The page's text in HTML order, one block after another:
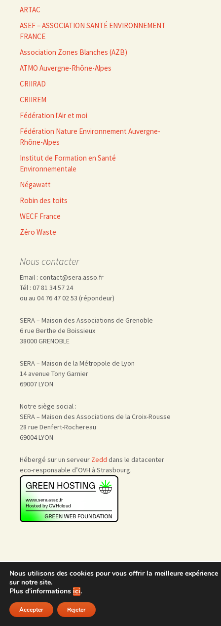
ARTAC
ASEF – ASSOCIATION SANTÉ ENVIRONNEMENT
FRANCE
Association Zones Blanches (AZB)
ATMO Auvergne-Rhône-Alpes
CRIIRAD
CRIIREM
Fédération l'Air et moi
Fédération Nature Environnement Auvergne-
Rhône-Alpes
Institut de Formation en Santé
Environnementale
Négawatt
Robin des toits
WECF France
Zéro Waste
Nous contacter
Email : contact@sera.asso.fr
Tél : 07 81 34 57 24
ou au 04 76 47 02 53 (répondeur)
SERA – Maison des Associations de Grenoble
6 rue Berthe de Boissieux
38000 GRENOBLE
SERA – Maison de la Métropole de Lyon
14 avenue Tony Garnier
69007 LYON
Notre siège social :
SERA – Maison des Associations de la Croix-Rousse
28 rue Denfert-Rochereau
69004 LYON
Hébergé sur un serveur Zedd dans le datacenter
eco-responsable d’OVH à Strasbourg.
Accueil | Nous rejoindre
Admin
Nous utilisons des cookies pour vous offrir la meilleure expérience
sur notre site.
Plus d'informations ici.
Accepter Rejeter